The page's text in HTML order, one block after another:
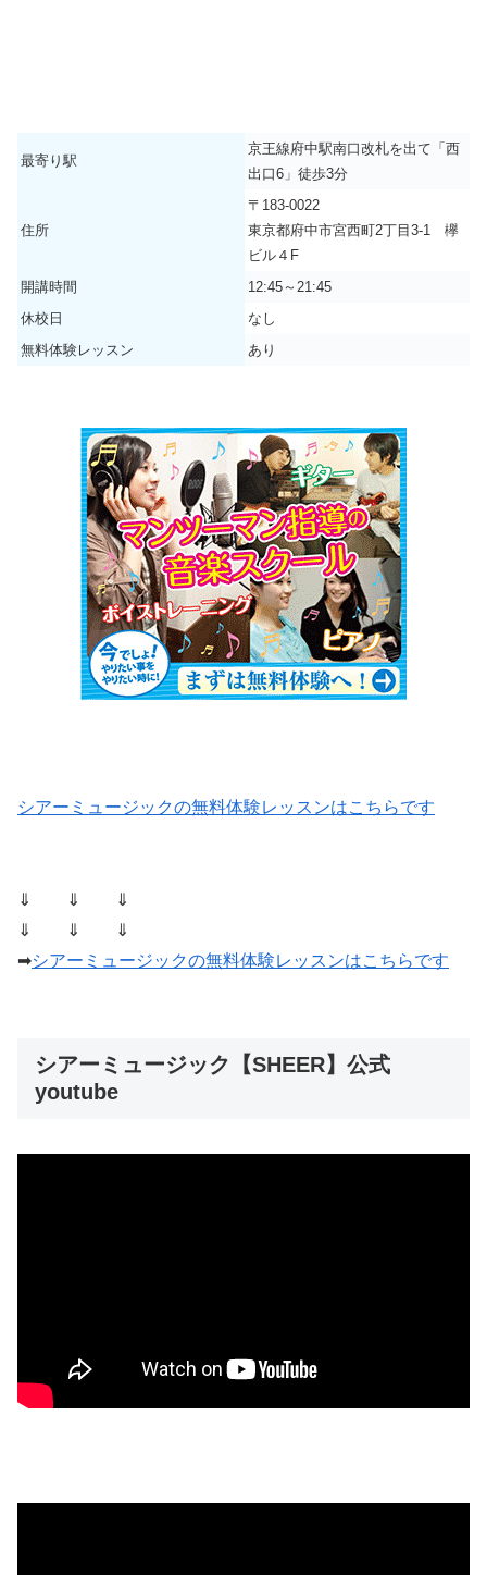
最寄り駅
京王線府中駅南口改札を出て「西
出口6」徒歩3分
住所
〒183-0022
東京都府中市宮西町2丁目3-1 欅
ビル４F
開講時間
12:45～21:45
休校日
なし
無料体験レッスン
あり
シアーミュージックの無料体験レッスンはこちらです
⇓ ⇓ ⇓
⇓ ⇓ ⇓
➡シアーミュージックの無料体験レッスンはこちらです
シアーミュージック【SHEER】公式
youtube